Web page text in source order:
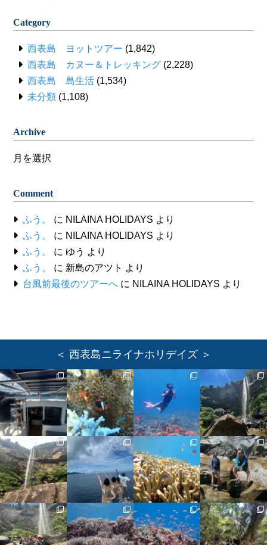
Category
西表島 ヨットツアー (1,842)
西表島 カヌー＆トレッキング (2,228)
西表島 島生活 (1,534)
未分類 (1,108)
Archive
Archive
Comment
ふう。 に NILAINA HOLIDAYS より
ふう。
に NILAINA HOLIDAYS より
ふう。
に ゆう より
ふう。
に 新島のアツト より
台風前最後のツアーへ に NILAINA HOLIDAYS より
＜ 西表島ニライナホリデイズ ＞